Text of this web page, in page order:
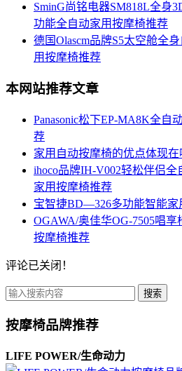
SminG尚铭电器SM818L全身
功能全自动家用按摩椅推荐
德国Olascm品牌S5太空舱全
用按摩椅推荐
本网站推荐文章
Panasonic松下EP-MA8K全自
荐
家用自动按摩椅的优点体现在
ihoco品牌IH-V002轻松伴侣
家用按摩椅推荐
宝智捷BD—326多功能智能家
OGAWA/奥佳华OG-7505唱
按摩椅推荐
评论已关闭！
搜索
按摩椅品牌推荐
LIFE POWER/生命动力